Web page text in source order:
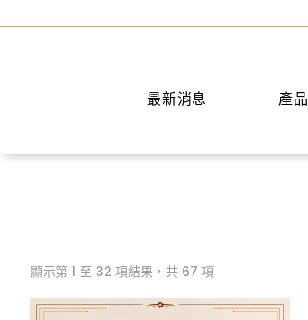
最新消息 產品
顯示第 1 至 32 項結果，共 67 項